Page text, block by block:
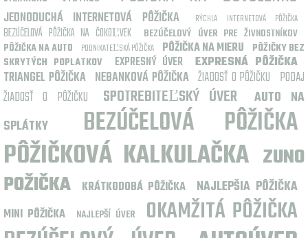
JEDNODUCHÁ INTERNETOVÁ PÔŽIČKA RÝCHLA INTERNETOVÁ PÔŽIČKA
BEZÚČELOVÁ PÔŽIČKA NA ČOKOĽVEK BEZÚČELOVÝ ÚVER PRE ŽIVNOSTNÍKOV
PÔŽIČKA NA AUTO PODNIKATEĽSKÁ PÔŽIČKA PÔŽIČKA NA MIERU
PÔŽIČKY BEZ
SKRYTÝCH POPLATKOV
EXPRESNÝ ÚVER EXPRESNÁ PÔŽIČKA
TRIANGEL PÔŽIČKA NEBANKOVÁ PÔŽIČKA ŽIADOSŤ O PÔŽIČKU PODAJ
ŽIADOSŤ O PÔŽIČKU
SPOTREBITEĽSKÝ ÚVER
AUTO NA
SPLÁTKY
BEZÚČELOVÁ PÔŽIČKA
PÔŽIČKOVÁ KALKULAČKA ZUNO
POŽIČKA
KRÁTKODOBÁ PÔŽIČKA NAJLEPŠIA PÔŽIČKA
MINI PÔŽIČKA NAJLEPŠÍ ÚVER OKAMŽITÁ PÔŽIČKA